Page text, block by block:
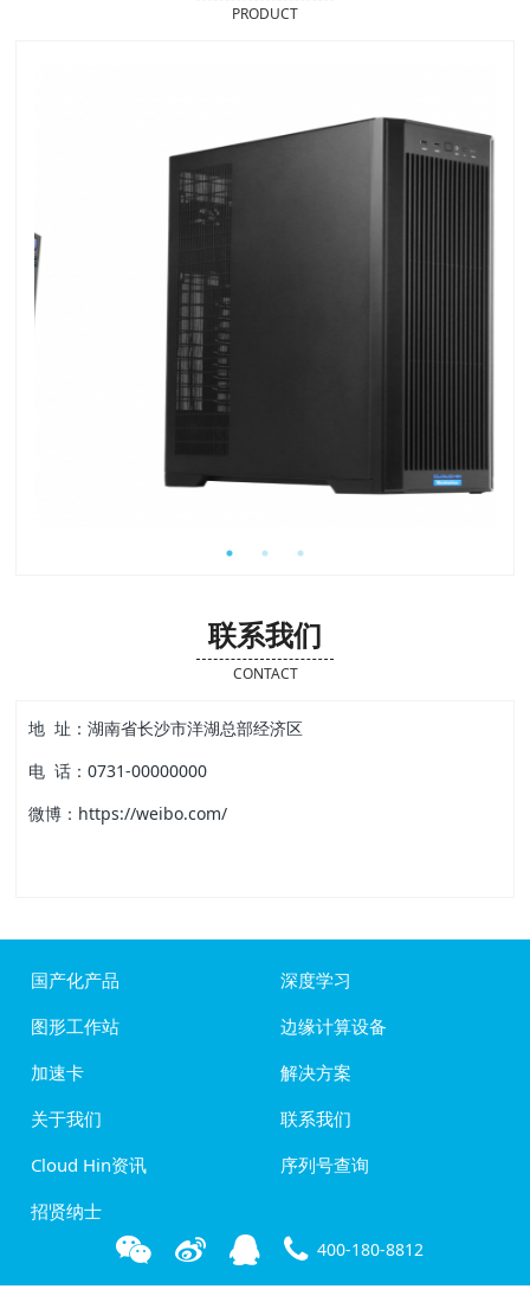
PRODUCT
联系我们
CONTACT
地 址：湖南省长沙市洋湖总部经济区
电 话：0731-00000000
微博：https://weibo.com/
国产化产品
深度学习
图形工作站
边缘计算设备
加速卡
解决方案
关于我们
联系我们
Cloud Hin资讯
序列号查询
招贤纳士
400-180-8812